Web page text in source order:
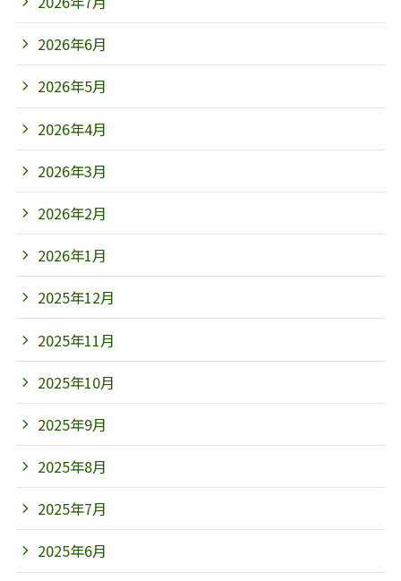
2026年6月
2026年5月
2026年4月
2026年3月
2026年2月
2026年1月
2025年12月
2025年11月
2025年10月
2025年9月
2025年8月
2025年7月
2025年6月